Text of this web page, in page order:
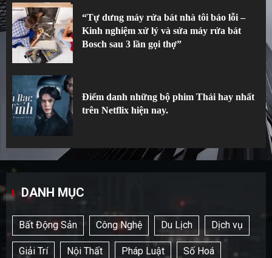
“Tự dưng máy rửa bát nhà tôi báo lỗi –
Kinh nghiệm xử lý và sửa máy rửa bát
Bosch sau 3 lần gọi thợ”
Điểm danh những bộ phim Thái hay nhất
trên Netflix hiện nay.
DANH MỤC
Bất Động Sản Công Nghệ Du Lịch Dịch vụ
Giải Trí Nội Thất Pháp Luật Số Hoá